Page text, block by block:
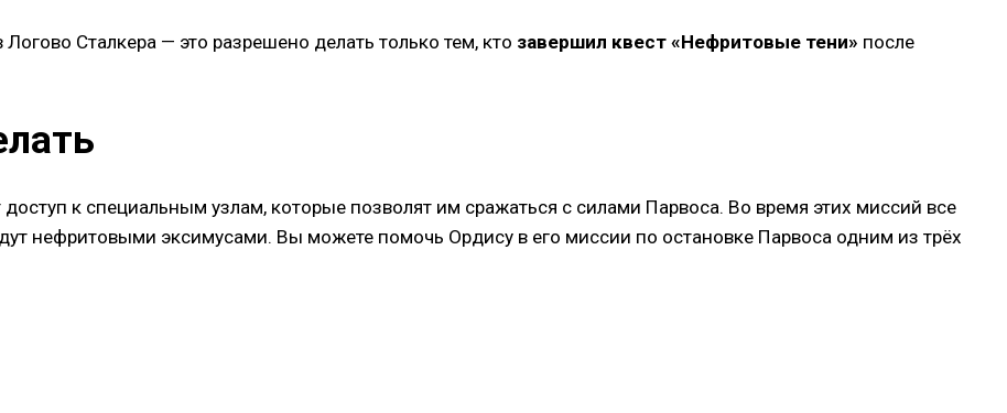
Сталкера — это разрешено делать только тем, кто завершил квест «Нефритовые тени» после
к специальным узлам, которые позволят им сражаться с силами Парвоса. Во время этих миссий все
нефритовыми эксимусами. Вы можете помочь Ордису в его миссии по остановке Парвоса одним из трёх